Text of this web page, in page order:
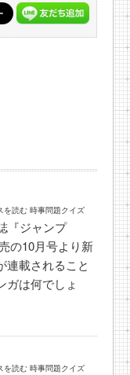
読む 時事問題クイズ
『ジャンプ
の10月号より新
連載されること
ガは何でしょ
読む 時事問題クイズ